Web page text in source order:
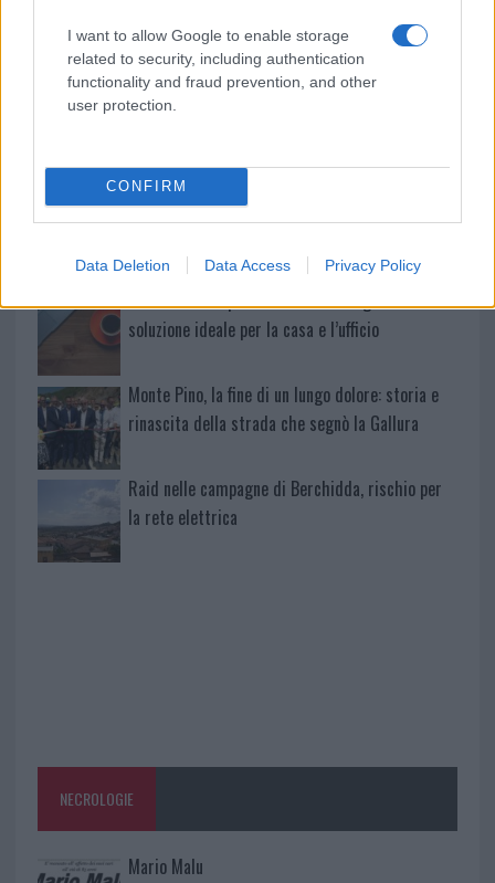
I want to allow Google to enable storage
related to security, including authentication
functionality and fraud prevention, and other
user protection.
CONFIRM
Data Deletion Data Access Privacy Policy
Michelle Hunziker in Gallura, bella anche dal
vivo: un amico vip svela come fa
Calangianus, dopo le polemiche il centro
Olbia, divieto di sosta contro spaccio e degrado:
Pausa caffè impeccabile: come scegliere la
soluzione ideale per la casa e l’ufficio
Monte Pino, la fine di un lungo dolore: storia e
rinascita della strada che segnò la Gallura
Raid nelle campagne di Berchidda, rischio per
la rete elettrica
NECROLOGIE
Mario Malu